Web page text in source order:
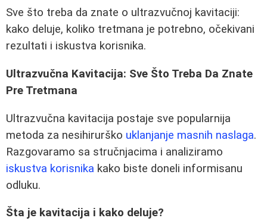
Sve što treba da znate o ultrazvučnoj kavitaciji:
kako deluje, koliko tretmana je potrebno, očekivani
rezultati i iskustva korisnika.
Ultrazvučna Kavitacija: Sve Što Treba Da Znate
Pre Tretmana
Ultrazvučna kavitacija postaje sve popularnija
metoda za nesihirurško uklanjanje masnih naslaga.
Razgovaramo sa stručnjacima i analiziramo
iskustva korisnika kako biste doneli informisanu
odluku.
Šta je kavitacija i kako deluje?